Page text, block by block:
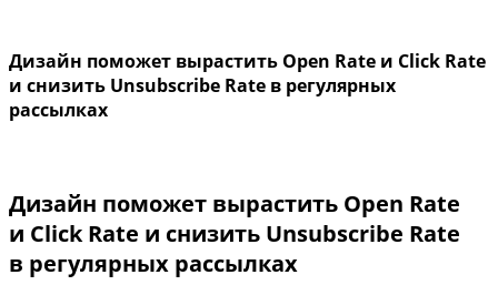
Дизайн поможет вырастить Open Rate и Click Rate
и снизить Unsubscribe Rate в регулярных
рассылках
Дизайн поможет вырастить Open Rate
и Click Rate и снизить Unsubscribe Rate
в регулярных рассылках